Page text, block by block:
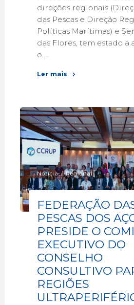
direções regionais
das Pescas e Direção
Políticas Marítimas) e
das Flores, tem estado a
o …
Ler mais
Notícia / Regional
FEDERAÇÃO
PESCAS DOS
PRESIDE O
EXECUTIVO DO
CONSELHO
CONSULTIVO
REGIÕES